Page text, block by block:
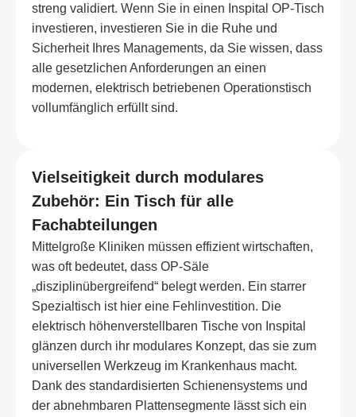
streng validiert. Wenn Sie in einen Inspital OP-Tisch
investieren, investieren Sie in die Ruhe und
Sicherheit Ihres Managements, da Sie wissen, dass
alle gesetzlichen Anforderungen an einen
modernen, elektrisch betriebenen Operationstisch
vollumfänglich erfüllt sind.
Vielseitigkeit durch modulares
Zubehör: Ein Tisch für alle
Fachabteilungen
Mittelgroße Kliniken müssen effizient wirtschaften,
was oft bedeutet, dass OP-Säle
„disziplinübergreifend“ belegt werden. Ein starrer
Spezialtisch ist hier eine Fehlinvestition. Die
elektrisch höhenverstellbaren Tische von Inspital
glänzen durch ihr modulares Konzept, das sie zum
universellen Werkzeug im Krankenhaus macht.
Dank des standardisierten Schienensystems und
der abnehmbaren Plattensegmente lässt sich ein